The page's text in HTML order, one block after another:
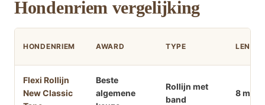
Hondenriem vergelijking
HONDENRIEM AWARD TYPE
Flexi Rollijn
New Classic
Beste
algemene
Rollijn met
band
8